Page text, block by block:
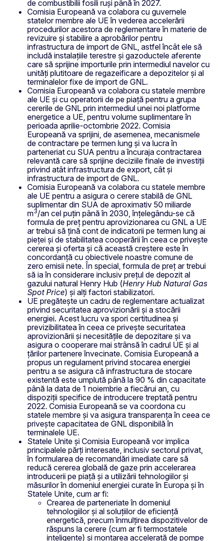
de combustibilii fosili ruși până în 2027.
Comisia Europeană va colabora cu guvernele
statelor membre ale UE în vederea accelerării
procedurilor acestora de reglementare în materie de
revizuire și stabilire a aprobărilor pentru
infrastructura de import de GNL, astfel încât ele să
includă instalațiile terestre și gazoductele aferente
care să sprijine importurile prin intermediul navelor cu
unități plutitoare de regazeificare a depozitelor și al
terminalelor fixe de import de GNL.
Comisia Europeană va colabora cu statele membre
ale UE și cu operatorii de pe piață pentru a grupa
cererile de GNL prin intermediul unei noi platforme
energetice a UE, pentru volume suplimentare în
perioada aprilie-octombrie 2022. Comisia
Europeană va sprijini, de asemenea, mecanismele
de contractare pe termen lung și va lucra în
parteneriat cu SUA pentru a încuraja contractarea
relevantă care să sprijine deciziile finale de investiții
privind atât infrastructura de export, cât și
infrastructura de import de GNL.
Comisia Europeană va colabora cu statele membre
ale UE pentru a asigura o cerere stabilă de GNL
suplimentar din SUA de aproximativ 50 miliarde
m3/an cel puțin până în 2030, înțelegându-se că
formula de preț pentru aprovizionarea cu GNL a UE
ar trebui să țină cont de indicatorii pe termen lung ai
pieței și de stabilitatea cooperării în ceea ce privește
cererea și oferta și că această creștere este în
concordanță cu obiectivele noastre comune de
zero emisii nete. În special, formula de preț ar trebui
să ia în considerare inclusiv prețul de depozit al
gazului natural Henry Hub (Henry Hub Natural Gas
Spot Price) și alți factori stabilizatori.
UE pregătește un cadru de reglementare actualizat
privind securitatea aprovizionării și a stocării
energiei. Acest lucru va spori certitudinea și
previzibilitatea în ceea ce privește securitatea
aprovizionării și necesitățile de depozitare și va
asigura o cooperare mai strânsă în cadrul UE și al
țărilor partenere învecinate. Comisia Europeană a
propus un regulament privind stocarea energiei
pentru a se asigura că infrastructura de stocare
existentă este umplută până la 90 % din capacitate
până la data de 1 noiembrie a fiecărui an, cu
dispoziții specifice de introducere treptată pentru
2022. Comisia Europeană se va coordona cu
statele membre și va asigura transparența în ceea ce
privește capacitatea de GNL disponibilă în
terminalele UE.
Statele Unite și Comisia Europeană vor implica
principalele părți interesate, inclusiv sectorul privat,
în formularea de recomandări imediate care să
reducă cererea globală de gaze prin accelerarea
introducerii pe piață și a utilizării tehnologiilor și
măsurilor în domeniul energiei curate în Europa și în
Statele Unite, cum ar fi:
Crearea de parteneriate în domeniul
tehnologiilor și al soluțiilor de eficiență
energetică, precum înmulțirea dispozitivelor de
răspuns la cerere (cum ar fi termostatele
inteligente) și montarea accelerată de pompe